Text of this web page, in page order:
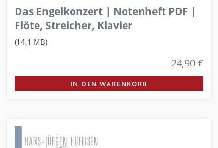
Das Engelkonzert | Notenheft PDF |
Flöte, Streicher, Klavier
(14,1 MB)
24,90 €
IN DEN WARENKORB